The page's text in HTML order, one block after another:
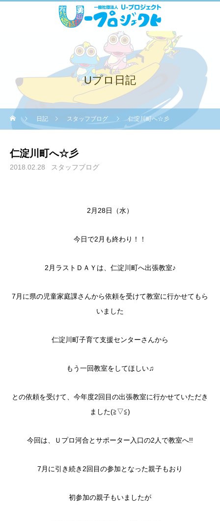
Uプロ日記
日記 スタッフブログ 仁淀川町へ☆彡
仁淀川町へ☆彡
2018.02.28 スタッフブログ
2月28日（水）
今日で2月も終わり！！
2月ラストＤＡＹは、仁淀川町へ出張教室♪
7月に県の児童家庭課さんから依頼を受けて教室に行かせてもら
いました
仁淀川町子育て支援センターさんから
もう一回教室をしてほしい♫
との依頼を受けて、今年度2回目の出張教室に行かせていただき
ました(≧▽≦)
今回は、Ｕプロ河合とサポーター入口の2人で教室へ!!
7月に引き続き2回目の参加となった親子もおり
初参加の親子もいましたが